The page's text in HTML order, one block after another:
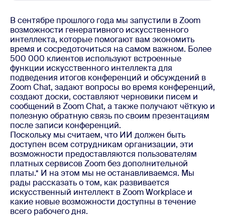
В сентябре прошлого года мы запустили в Zoom
возможности генеративного искусственного
интеллекта, которые помогают вам экономить
время и сосредоточиться на самом важном. Более
500 000 клиентов используют встроенные
функции искусственного интеллекта для
подведения итогов конференций и обсуждений в
Zoom Chat, задают вопросы во время конференций,
создают доски, составляют черновики писем и
сообщений в Zoom Chat, а также получают чёткую и
полезную обратную связь по своим презентациям
после записи конференций.
Поскольку мы считаем, что ИИ должен быть
доступен всем сотрудникам организации, эти
возможности предоставляются пользователям
платных сервисов Zoom без дополнительной
платы.* И на этом мы не останавливаемся. Мы
рады рассказать о том, как развивается
искусственный интеллект в Zoom Workplace и
какие новые возможности доступны в течение
всего рабочего дня.